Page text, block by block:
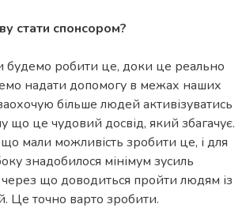
стати спонсором?
будемо робити це, доки це реально
надати допомогу в межах наших
більше людей активізуватись
що це чудовий досвід, який збагачує.
мали можливість зробити це, і для
знадобилося мінімум зусиль
що доводиться пройти людям із
Це точно варто зробити.